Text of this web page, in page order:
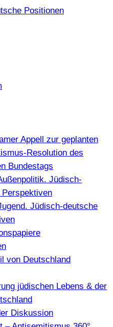
Appell zur geplanten
Resolution des
Bundestags
Jüdisch-
Jüdisch-deutsche
von Deutschland
jüdischen Lebens & der
Diskussion